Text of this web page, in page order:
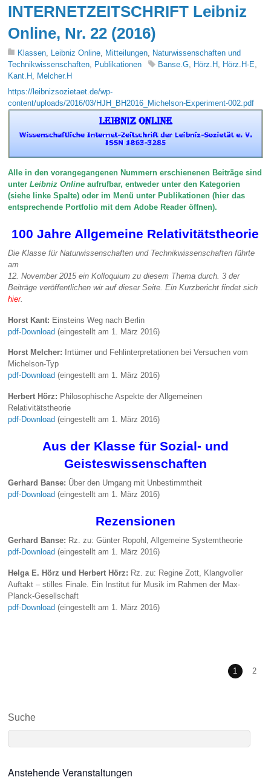
INTERNETZEITSCHRIFT Leibniz
Online, Nr. 22 (2016)
Klassen Leibniz Online Mitteilungen Naturwissenschaften und
Technikwissenschaften Publikationen Banse.G Hörz.H Hörz.H-E
Kant.H Melcher.H
https://leibnizsozietaet.de/wp-
content/uploads/2016/03/HJH_BH2016_Michelson-Experiment-002.pdf
Alle in den vorangegangenen Nummern erschienenen Beiträge sind
unterLeibniz Online aufrufbar, entweder unter den Kategorien
(siehe linke Spalte) oder im Menü unter Publikationen (hier das
entsprechende Portfolio mit dem Adobe Reader öffnen).
100 Jahre Allgemeine Relativitätstheorie
Die Klasse für Naturwissenschaften und Technikwissenschaften führte
am
12. November 2015 ein Kolloquium zu diesem Thema durch. 3 der
Beiträge veröffentlichen wir auf dieser Seite. Ein Kurzbericht findet sich
hier.
Horst Kant: Einsteins Weg nach Berlin
pdf-Download (eingestellt am 1. März 2016)
Horst Melcher: Irrtümer und Fehlinterpretationen bei Versuchen vom
Michelson-Typ
pdf-Download(eingestellt am 1. März 2016)
Herbert Hörz: Philosophische Aspekte der Allgemeinen
Relativitätstheorie
pdf-Download (eingestellt am 1. März 2016)
Aus der Klasse für Sozial- und
Geisteswissenschaften
Gerhard Banse: Über den Umgang mit Unbestimmtheit
pdf-Download (eingestellt am 1. März 2016)
Rezensionen
Gerhard Banse: Rz. zu: Günter Ropohl, Allgemeine Systemtheorie
pdf-Download (eingestellt am 1. März 2016)
Helga E. Hörz und Herbert Hörz: Rz. zu: Regine Zott, Klangvoller
Auftakt – stilles Finale. Ein Institut für Musik im Rahmen der Max-
Planck-Gesellschaft
pdf-Download (eingestellt am 1. März 2016)
1 2
Suche
Anstehende Veranstaltungen